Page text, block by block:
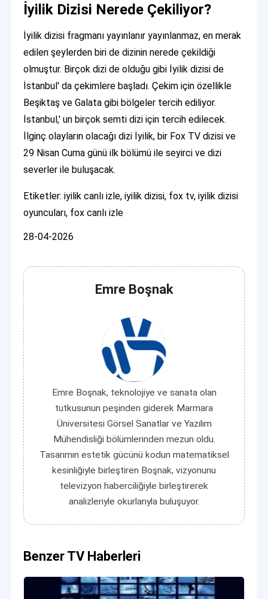
İyilik Dizisi Nerede Çekiliyor?
İyilik dizisi fragmanı yayınlanır yayınlanmaz, en merak
edilen şeylerden biri de dizinin nerede çekildiği
olmuştur. Birçok dizi de olduğu gibi İyilik dizisi de
İstanbul' da çekimlere başladı. Çekim için özellikle
Beşiktaş ve Galata gibi bölgeler tercih ediliyor.
İstanbul,' un birçok semti dizi için tercih edilecek.
İlginç olayların olacağı dizi İyilik, bir Fox TV dizisi ve
29 Nisan Cuma günü ilk bölümü ile seyirci ve dizi
severler ile buluşacak.
Etiketler: iyilik canlı izle, iyilik dizisi, fox tv, iyilik dizisi
oyuncuları, fox canlı izle
28-04-2026
Emre Boşnak
Emre Boşnak, teknolojiye ve sanata olan
tutkusunun peşinden giderek Marmara
Üniversitesi Görsel Sanatlar ve Yazılım
Mühendisliği bölümlerinden mezun oldu.
Tasarımın estetik gücünü kodun matematiksel
kesinliğiyle birleştiren Boşnak, vizyonunu
televizyon haberciliğiyle birleştirerek
analizleriyle okurlarıyla buluşuyor.
Benzer TV Haberleri